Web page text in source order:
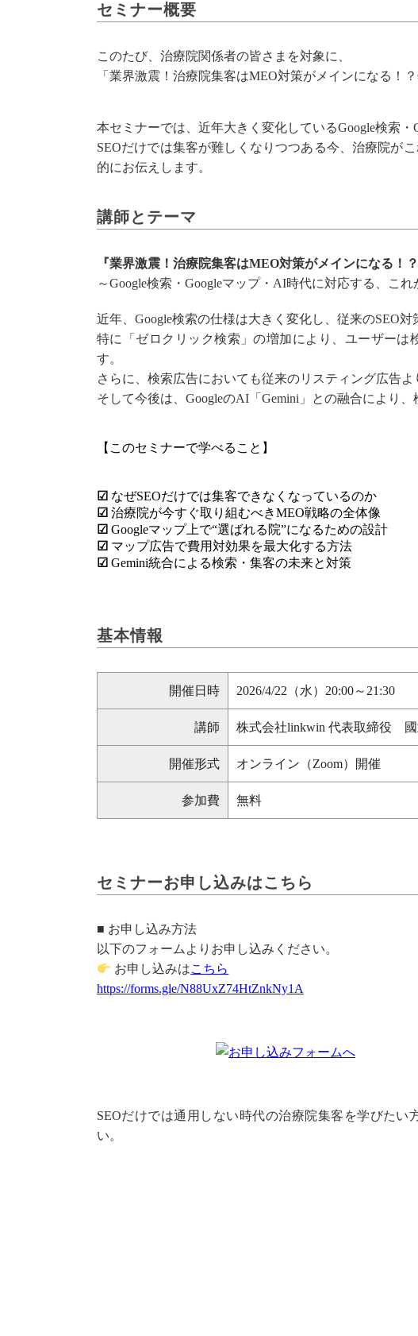
セミナー概要
このたび、治療院関係者の皆さまを対象に、
「業界激震！治療院集客はMEO対策がメインになる！
本セミナーでは、近年大きく変化しているGoogle検索
SEOだけでは集客が難しくなりつつある今、治療院が
的にお伝えします。
講師とテーマ
『業界激震！治療院集客はMEO対策がメインになる！
～Google検索・Googleマップ・AI時代に対応する、こ
近年、Google検索の仕様は大きく変化し、従来のSEO
特に「ゼロクリック検索」の増加により、ユーザーは
す。
さらに、検索広告においても従来のリスティング広告
そして今後は、GoogleのAI「Gemini」との融合により
【このセミナーで学べること】
☑ なぜSEOだけでは集客できなくなっているのか
☑ 治療院が今すぐ取り組むべきMEO戦略の全体像
☑ Googleマップ上で“選ばれる院”になるための設計
☑ マップ広告で費用対効果を最大化する方法
☑ Gemini統合による検索・集客の未来と対策
基本情報
開催日時 2026/4/22（水）20:00～21:30
講師 株式会社linkwin 代表取締役
開催形式 オンライン（Zoom）開催
参加費 無料
セミナーお申し込みはこちら
■ お申し込み方法
以下のフォームよりお申し込みください。
お申し込みはこちら
https://forms.gle/N88UxZ74HtZnkNy1A
SEOだけでは通用しない時代の治療院集客を学びた
い。